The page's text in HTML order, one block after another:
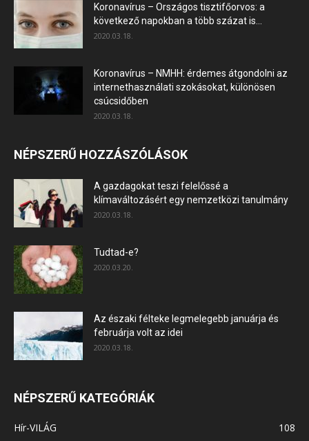
Koronavírus – Országos tisztifőorvos: a
következő napokban a több százat is...
2020.03.18.
Koronavírus – NMHH: érdemes átgondolni az
internethasználati szokásokat, különösen
csúcsidőben
2020.03.18.
NÉPSZERŰ HOZZÁSZÓLÁSOK
A gazdagokat teszi felelőssé a
klímaváltozásért egy nemzetközi tanulmány
2020.03.18.
Tudtad-e?
2020.03.20.
Az északi félteke legmelegebb januárja és
februárja volt az idei
2020.03.18.
NÉPSZERŰ KATEGÓRIÁK
Hír-VILÁG
108